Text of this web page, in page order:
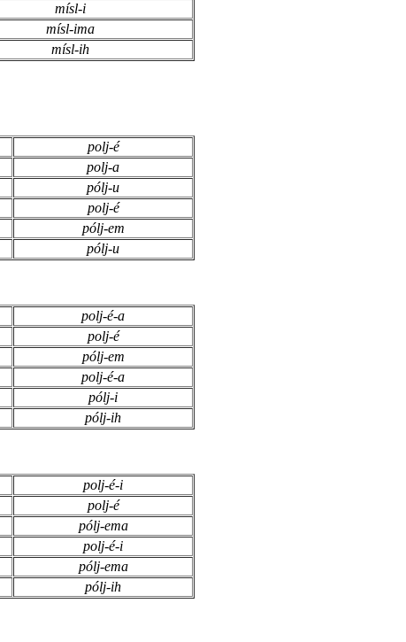
mísl-i
mísl-ima
mísl-ih
polj-é
polj-a
pólj-u
polj-é
pólj-em
pólj-u
polj-é-a
polj-é
pólj-em
polj-é-a
pólj-i
pólj-ih
polj-é-i
polj-é
pólj-ema
polj-é-i
pólj-ema
pólj-ih